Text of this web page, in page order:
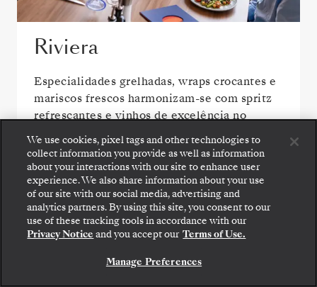
Riviera
Especialidades grelhadas, wraps crocantes e
mariscos frescos harmonizam-se com spritz
refrescantes e vinhos de excelência no
Riviera, o nosso novo restaurante
mediterrânico ao ar livre a bordo do Silver
Spirit.
Embarque: escolha sua suíte e confira as tarifas e
os serviços inclusos antes de confirmar com
segurança sua viagem com a Silversea.
RESERVE A SUA SUITE
We use cookies, pixel tags and other technologies to
collect information you provide as well as information
about your interactions with our site to enhance user
experience. We also share information about your use
of our site with our social media, advertising and
analytics partners. By using this site, you consent to our
use of these tracking tools in accordance with our
Privacy Notice and you accept our Terms of Use.
Manage Preferences